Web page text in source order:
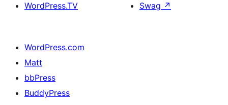
WordPress.TV
Swag ↗
WordPress.com
Matt
bbPress
BuddyPress